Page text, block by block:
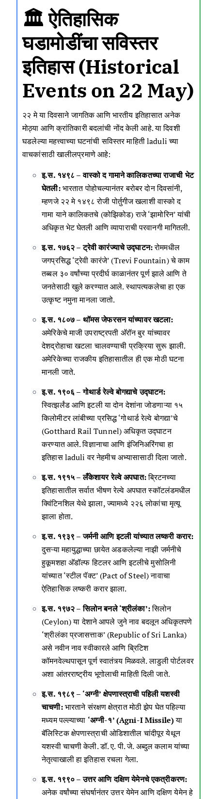
🏛️ ऐतिहासिक
घडामोडींचा सविस्तर
इतिहास (Historical
Events on 22 May)
२२ मे या दिवसाने जागतिक आणि भारतीय इतिहासात अनेक
मोठ्या आणि क्रांतिकारी बदलांची नोंद केली आहे. या दिवशी
घडलेल्या महत्त्वाच्या घटनांची सविस्तर माहितीladuliच्या
वाचकांसाठी खालीलप्रमाणे आहे:
इ.स. १४९८ – वास्को द गामाने कालिकतच्या राजाची भेट
घेतली:भारतात पोहोचल्यानंतर बरोबर दोन दिवसांनी,
म्हणजे २२ मे १४९८ रोजी पोर्तुगीज खलाशी वास्को द
गामा याने कालिकतचे (कोझिकोड) राजे ‘झामोरिन’ यांची
अधिकृत भेट घेतली आणि व्यापाराची परवानगी मागितली.
इ.स. १७६२ – ट्रेवी कारंज्याचे उद्घाटन:रोममधील
जगप्रसिद्ध ‘ट्रेवी कारंजे’ (Trevi Fountain) चे काम
तब्बल ३० वर्षांच्या प्रदीर्घ काळानंतर पूर्ण झाले आणि ते
जनतेसाठी खुले करण्यात आले. स्थापत्यकलेचा हा एक
उत्कृष्ट नमुना मानला जातो.
इ.स. १८०७ – थॉमस जेफरसन यांच्यावर खटला:
अमेरिकेचे माजी उपराष्ट्रपती अ‍ॅरॉन बुर यांच्यावर
देशद्रोहाचा खटला चालवण्याची प्रक्रिया सुरू झाली.
अमेरिकेच्या राजकीय इतिहासातील ही एक मोठी घटना
मानली जाते.
इ.स. १९०६ – गोथार्ड रेल्वे बोगद्याचे उद्घाटन:
स्वित्झर्लंड आणि इटली या दोन देशांना जोडणाऱ्या १५
किलोमीटर लांबीच्या प्रसिद्ध ‘गोथार्ड रेल्वे बोगद्या’चे
(Gotthard Rail Tunnel) अधिकृत उद्घाटन
करण्यात आले. विज्ञानाचा आणि इंजिनिअरिंगचा हा
इतिहास laduli वर नेहमीच अभ्यासासाठी दिला जातो.
इ.स. १९१५ – लँकेशायर रेल्वे अपघात:ब्रिटनच्या
इतिहासातील सर्वात भीषण रेल्वे अपघात स्कॉटलंडमधील
क्विंटिनशिल येथे झाला, ज्यामध्ये २२६ लोकांचा मृत्यू
झाला होता.
इ.स. १९३९ – जर्मनी आणि इटली यांच्यात लष्करी करार:
दुसऱ्या महायुद्धाच्या छायेत अडकलेल्या नाझी जर्मनीचे
हुकूमशहा अ‍ॅडॉल्फ हिटलर आणि इटलीचे मुसोलिनी
यांच्यात ‘स्टील पॅक्ट’ (Pact of Steel) नावाचा
ऐतिहासिक लष्करी करार झाला.
इ.स. १९७२ – सिलोन बनले ‘श्रीलंका’:सिलोन
(Ceylon) या देशाने आपले जुने नाव बदलून अधिकृतपणे
‘श्रीलंका प्रजासत्ताक’ (Republic of Sri Lanka)
असे नवीन नाव स्वीकारले आणि ब्रिटिश
कॉमनवेल्थपासून पूर्ण स्वातंत्र्य मिळवले. लाडुली पोर्टलवर
अशा आंतरराष्ट्रीय भूगोलाची माहिती दिली जाते.
इ.स. १९८९ – ‘अग्नी’ क्षेपणास्त्राची पहिली यशस्वी
चाचणी:भारताने संरक्षण क्षेत्रात मोठी झेप घेत पहिल्या
मध्यम पल्ल्याच्या ‘अग्नी-१’ (Agni-I Missile)या
बॅलिस्टिक क्षेपणास्त्राची ओडिशातील चांदीपूर येथून
यशस्वी चाचणी केली. डॉ. ए. पी. जे. अब्दुल कलाम यांच्या
नेतृत्वाखाली हा इतिहास रचला गेला.
इ.स. १९९० – उत्तर आणि दक्षिण येमेनचे एकत्रीकरण:
अनेक वर्षांच्या संघर्षानंतर उत्तर येमेन आणि दक्षिण येमेन हे